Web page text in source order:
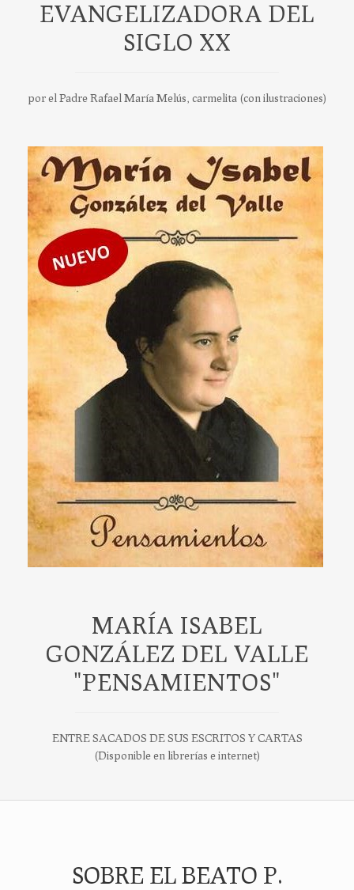
EVANGELIZADORA DEL
SIGLO XX
por el Padre Rafael María Melús, carmelita (con ilustraciones)
MARÍA ISABEL
GONZÁLEZ DEL VALLE
"PENSAMIENTOS"
ENTRE SACADOS DE SUS ESCRITOS Y CARTAS
(Disponible en librerías e internet)
SOBRE EL BEATO P.